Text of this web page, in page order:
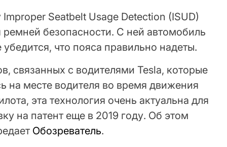
Improper Seatbelt Usage Detection (ISUD)
ремней безопасности. С ней автомобиль
убедится, что пояса правильно надеты.
связанных с водителями Tesla, которые
на месте водителя во время движения
эта технология очень актуальна для
на патент еще в 2019 году. Об этом
Обозреватель.